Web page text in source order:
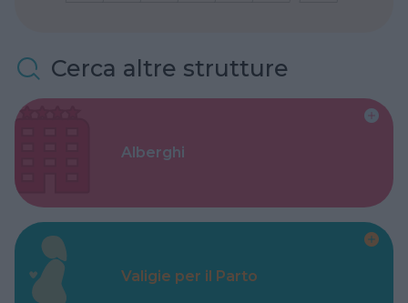
Cerca altre strutture
Alberghi
Valigie per il Parto